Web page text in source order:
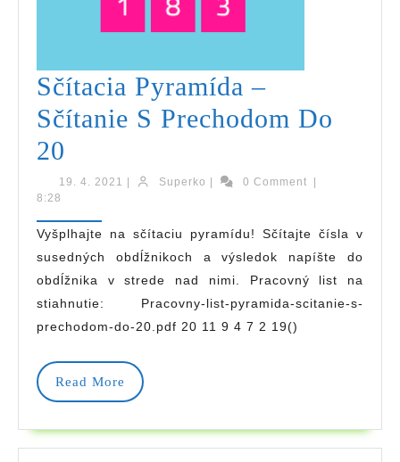
Sčítacia Pyramída –
Sčítanie S Prechodom Do
20
Pyramída
–
Sčítanie
S
Prechodom
20
19. 4. 2021 19.
Superko Superko0 Comment
8:28
Vyšplhajte na sčítaciu pyramídu! Sčítajte čísla v
susedných obdĺžnikoch a výsledok napíšte do
obdĺžnika v strede nad nimi. Pracovný list na
stiahnutie: Pracovny-list-pyramida-scitanie-s-
prechodom-do-20.pdf 20 11 9 4 7 2 19()
Read More
Read